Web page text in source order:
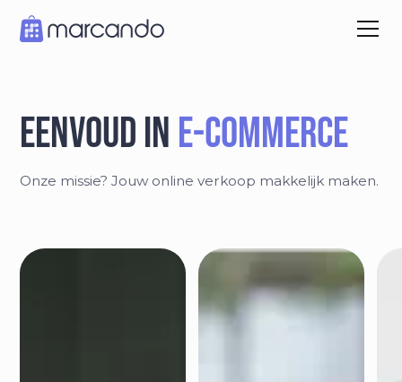
eenvoud in e-commerce
Onze missie? Jouw online verkoop makkelijk maken.